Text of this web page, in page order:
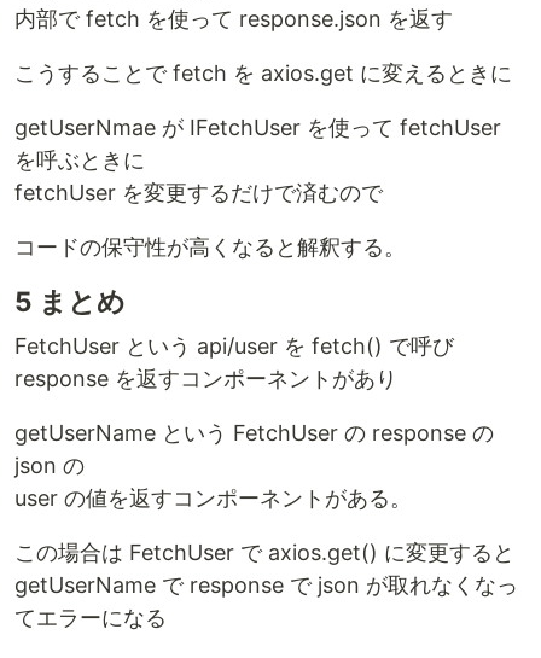
内部で fetch を使って response.json を返す
こうすることで fetch を axios.get に変えるときに
getUserNmae が IFetchUser を使って fetchUser
を呼ぶときに
fetchUser を変更するだけで済むので
コードの保守性が高くなると解釈する。
5 まとめ
FetchUser という api/user を fetch() で呼び
response を返すコンポーネントがあり
getUserName という FetchUser の response の
json の
user の値を返すコンポーネントがある。
この場合は FetchUser で axios.get() に変更すると
getUserName で response で json が取れなくなっ
てエラーになる